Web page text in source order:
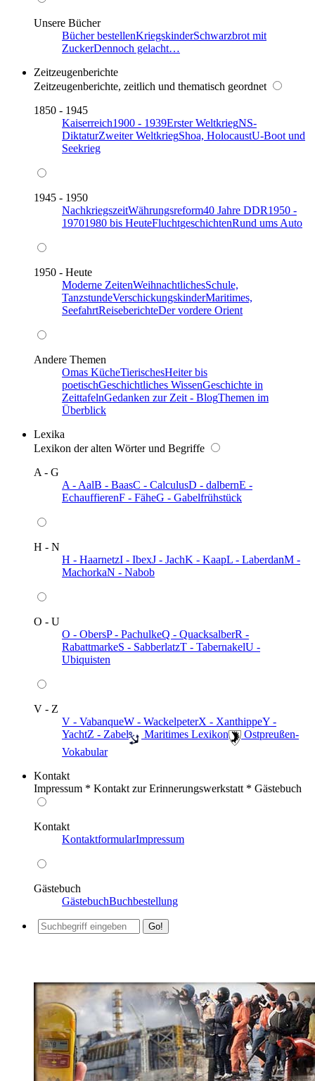
Unsere Bücher
Bücher bestellenKriegskinderSchwarzbrot mit
ZuckerDennoch gelacht…
Zeitzeugenberichte
Zeitzeugenberichte, zeitlich und thematisch geordnet
1850 - 1945
Kaiserreich1900 - 1939Erster WeltkriegNS-
DiktaturZweiter WeltkriegShoa, HolocaustU-Boot und
Seekrieg
1945 - 1950
NachkriegszeitWährungsreform40 Jahre DDR1950 -
19701980 bis HeuteFluchtgeschichtenRund ums Auto
1950 - Heute
Moderne ZeitenWeihnachtlichesSchule,
TanzstundeVerschickungskinderMaritimes,
SeefahrtReiseberichteDer vordere Orient
Andere Themen
Omas KücheTierischesHeiter bis
poetischGeschichtliches WissenGeschichte in
ZeittafelnGedanken zur Zeit - BlogThemen im
Überblick
Lexika
Lexikon der alten Wörter und Begriffe
A - G
A - AalB - BaasC - CalculusD - dalbernE -
EchauffierenF - FäheG - Gabelfrühstück
H - N
H - HaarnetzI - IbexJ - JachK - KaapL - LaberdanM -
MachorkaN - Nabob
O - U
O - ObersP - PachulkeQ - QuacksalberR -
RabattmarkeS - SabberlatzT - TabernakelU -
Ubiquisten
V - Z
V - VabanqueW - WackelpeterX - XanthippeY -
YachtZ - Zabel ️ Maritimes Lexikon
️ Ostpreußen-
Vokabular
Kontakt
Impressum * Kontakt zur Erinnerungswerkstatt * Gästebuch
Kontakt
KontaktformularImpressum
Gästebuch
GästebuchBuchbestellung